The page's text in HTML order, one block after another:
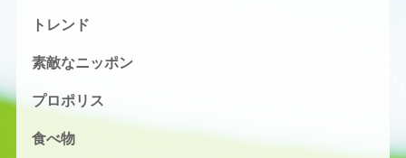
トレンド
素敵なニッポン
プロポリス
食べ物